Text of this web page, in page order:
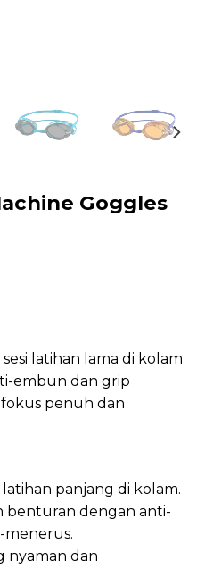
Goggles
latihan lama di kolam
embun dan grip
penuh dan
panjang di kolam.
benturan dengan anti-
nyaman dan